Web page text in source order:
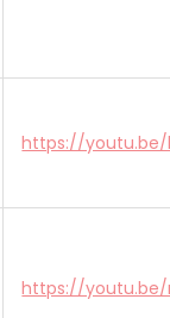
https://youtu.be/
https://